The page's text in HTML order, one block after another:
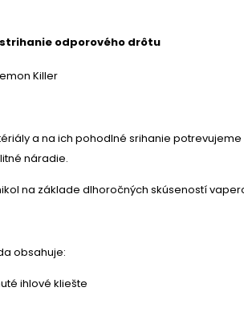
odporového drôtu
Killer
a na ich pohodlné srihanie potrevujeme
náradie.
na základe dlhoročných skúseností
obsahuje:
ihlové kliešte